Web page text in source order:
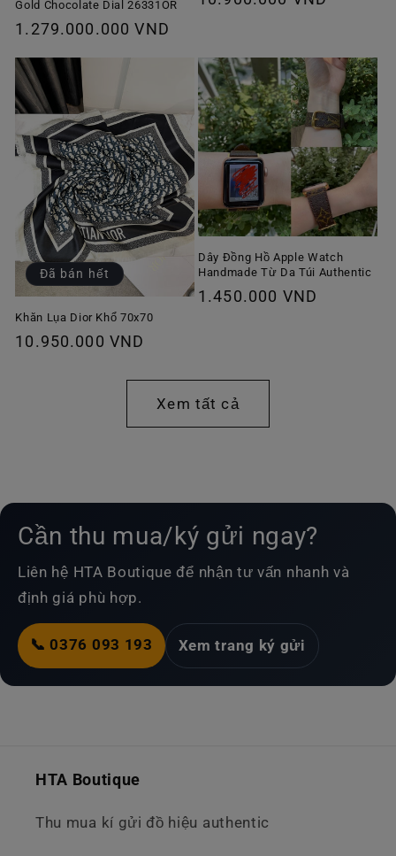
Gold Chocolate Dial 26331OR
Giá
thường
1.279.000.000 VND
Đã bán hết
Khăn Lụa Dior Khổ 70x70
Giá
10.950.000 VND
Dây Đồng Hồ Apple Watch
Handmade Từ Da Túi Authentic
Giá
1.450.000 VND
Xem tất cả
Cần thu mua/ký gửi ngay?
Liên hệ HTA Boutique để nhận tư vấn nhanh và
định giá phù hợp.
📞 0376 093 193 Xem trang ký gửi
HTA Boutique
Thu mua kí gửi đồ hiệu authentic